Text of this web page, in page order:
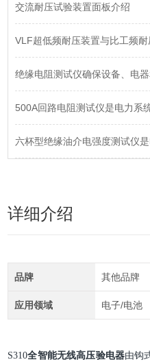
交流耐压试验装置面板介绍
VLF超低频耐压装置与比工频
绝缘电阻测试仪确保设备、电
500A回路电阻测试仪是电力系
六杯型绝缘油介电强度测试仪
详细介绍
品牌 其他品牌
应用领域 电子/电池
S310全智能无线高压验电器由钩